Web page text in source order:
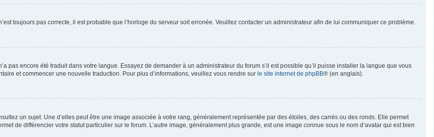
toujours pas correcte, il est probable que l’horloge du serveur soit erronée. Veuillez contacter un administrateur afin de lui communiquer ce problème.
pas encore été traduit dans votre langue. Essayez de demander à un administrateur du forum s’il est possible qu’il puisse installer la langue que vous
et commencer une nouvelle traduction. Pour plus d’informations, veuillez vous rendre sur le site internet de phpBB® (en anglais).
un sujet. Une d’elles peut être une image associée à votre rang, généralement représentée par des étoiles, des carrés ou des ronds. Elle permet
de différencier votre statut particulier sur le forum. L’autre image, généralement plus grande, est une image connue sous le nom d’avatar qui est bien